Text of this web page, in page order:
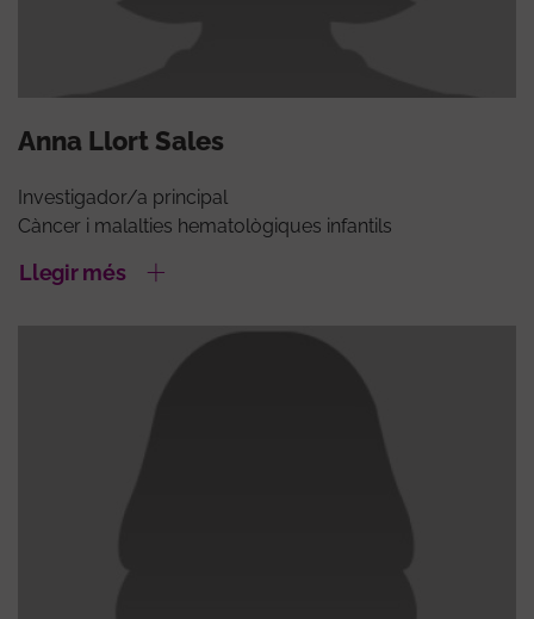
Anna Llort Sales
Investigador/a principal
Càncer i malalties hematològiques infantils
Llegir més